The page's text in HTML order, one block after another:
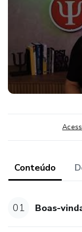
Conteúdo
01 Boas-